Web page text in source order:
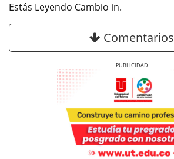
Estás Leyendo Cambio in.
Comentarios